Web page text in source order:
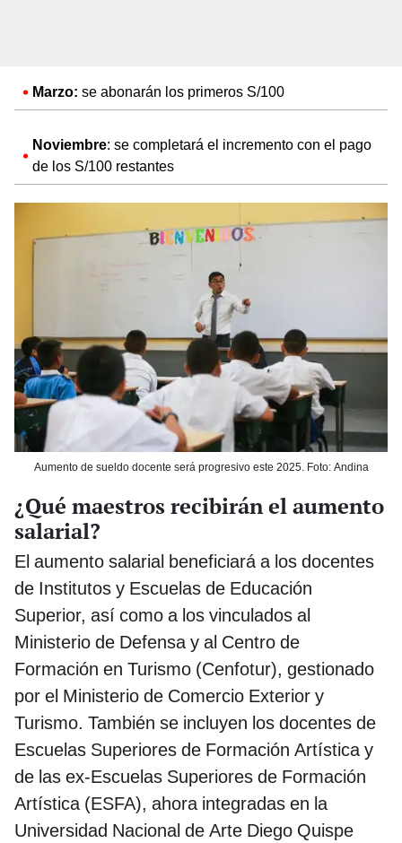
Marzo: se abonarán los primeros S/100
Noviembre: se completará el incremento con el pago
de los S/100 restantes
Aumento de sueldo docente será progresivo este 2025. Foto: Andina
¿Qué maestros recibirán el aumento
salarial?
El aumento salarial beneficiará a los docentes
de Institutos y Escuelas de Educación
Superior, así como a los vinculados al
Ministerio de Defensa y al Centro de
Formación en Turismo (Cenfotur), gestionado
por el Ministerio de Comercio Exterior y
Turismo. También se incluyen los docentes de
Escuelas Superiores de Formación Artística y
de las ex-Escuelas Superiores de Formación
Artística (ESFA), ahora integradas en la
Universidad Nacional de Arte Diego Quispe